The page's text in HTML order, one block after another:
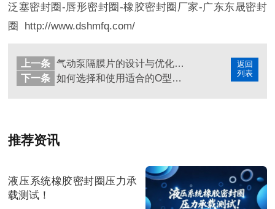
泛塞密封圈-唇形密封圈-橡胶密封圈厂家-广东东晟密封
圈 http://www.dshmfq.com/
返回
列表
上一条
气动泵隔膜片的设计与优化：实现高效流体传输
下一条
如何选择和使用适合的O型密封圈！？
推荐资讯
液压系统橡胶密封圈压力承
载测试！